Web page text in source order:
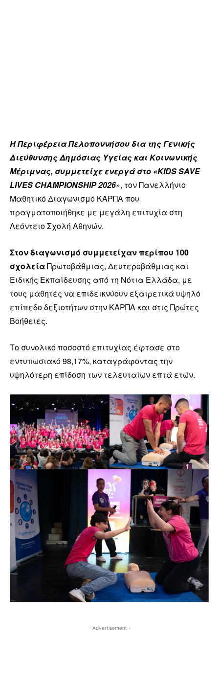
Η Περιφέρεια Πελοποννήσου δια της Γενικής
Διεύθυνσης Δημόσιας Υγείας και Κοινωνικής
Μέριμνας, συμμετείχε ενεργά στο «KIDS SAVE
LIVES CHAMPIONSHIP 2026», τον Πανελλήνιο
Μαθητικό Διαγωνισμό ΚΑΡΠΑ που
πραγματοποιήθηκε με μεγάλη επιτυχία στη
Λεόντειο Σχολή Αθηνών.
Στον διαγωνισμό συμμετείχαν περίπου 100
σχολείαΠρωτοβάθμιας, Δευτεροβάθμιας και
Ειδικής Εκπαίδευσης από τη Νότια Ελλάδα, με
τους μαθητές να επιδεικνύουν εξαιρετικά υψηλό
επίπεδο δεξιοτήτων στην ΚΑΡΠΑ και στις Πρώτες
Βοήθειες.
Το συνολικό ποσοστό επιτυχίας έφτασε στο
εντυπωσιακό 98,17%, καταγράφοντας την
υψηλότερη επίδοση των τελευταίων επτά ετών.
- Advertisement -